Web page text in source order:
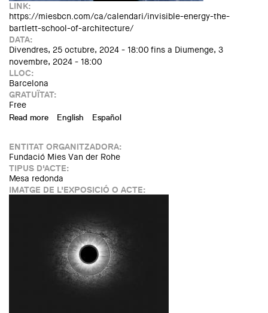
LINK:
https://miesbcn.com/ca/calendari/invisible-energy-the-
bartlett-school-of-architecture/
DATA:
Divendres, 25 octubre, 2024 - 18:00 fins a Diumenge, 3
novembre, 2024 - 18:00
LLOC:
Barcelona
GRATUÏTAT:
Free
Read more about In(Visible) Energy | The Bartlett School of
English Español
ENTITAT ORGANITZADORA:
Fundació Mies Van der Rohe
TIPUS D'ACTE:
Mesa redonda
IMATGE DE L'EXPOSICIÓ O ACTE: